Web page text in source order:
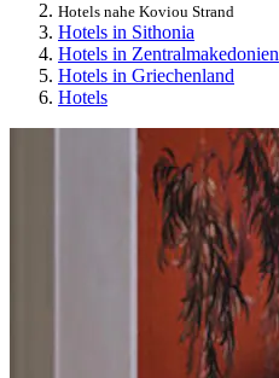
Hotels nahe Koviou Strand
Hotels in Sithonia
Hotels in Zentralmakedonien
Hotels in Griechenland
Hotels